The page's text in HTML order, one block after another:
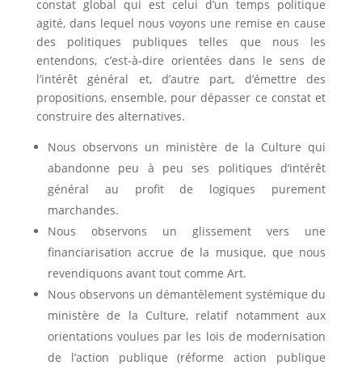
constat global qui est celui d’un temps politique
agité, dans lequel nous voyons une remise en cause
des politiques publiques telles que nous les
entendons, c’est-à-dire orientées dans le sens de
l’intérêt général et, d’autre part, d’émettre des
propositions, ensemble, pour dépasser ce constat et
construire des alternatives.
Nous observons un ministère de la Culture qui
abandonne peu à peu ses politiques d’intérêt
général au profit de logiques purement
marchandes.
Nous observons un glissement vers une
financiarisation accrue de la musique, que nous
revendiquons avant tout comme Art.
Nous observons un démantèlement systémique du
ministère de la Culture, relatif notamment aux
orientations voulues par les lois de modernisation
de l’action publique (réforme action publique